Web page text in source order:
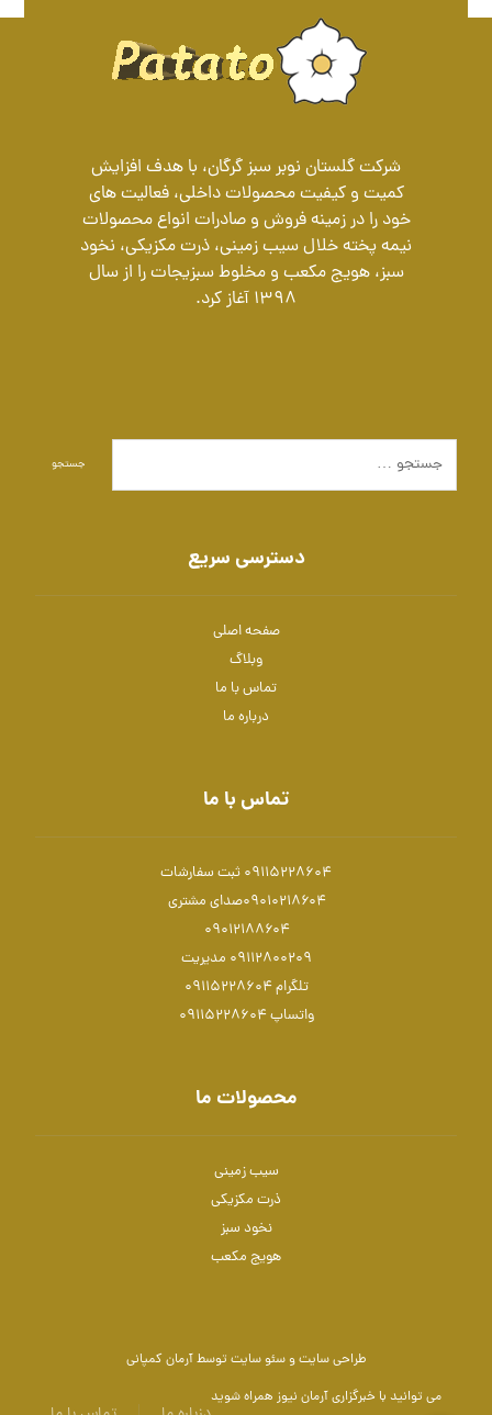
شرکت گلستان نوبر سبز گرگان، با هدف افزایش
کمیت و کیفیت محصولات داخلی، فعالیت های
خود را در زمینه فروش و صادرات انواع محصولات
نیمه پخته خلال سیب زمینی، ذرت مکزیکی، نخود
سبز، هویج مکعب و مخلوط سبزیجات را از سال
1398 آغاز کرد.
جستجو
دسترسی سریع
صفحه اصلی
وبلاگ
تماس با ما
درباره ما
تماس با ما
09115228604 ثبت سفارشات
۰۹۰۱۰۲۱۸۶۰۴صدای مشتری
۰۹۰۱۲۱۸۸۶۰۴
۰۹۱۱۲۸۰۰۲۰۹ مدیریت
تلگرام 09115228604
واتساپ 09115228604
محصولات ما
سیب زمینی
ذرت مکزیکی
نخود سبز
هویج مکعب
طراحی سایتوسئو سایت توسط آرمان کمپانی
می توانید با خبرگزاری آرمان نیوز همراه شوید